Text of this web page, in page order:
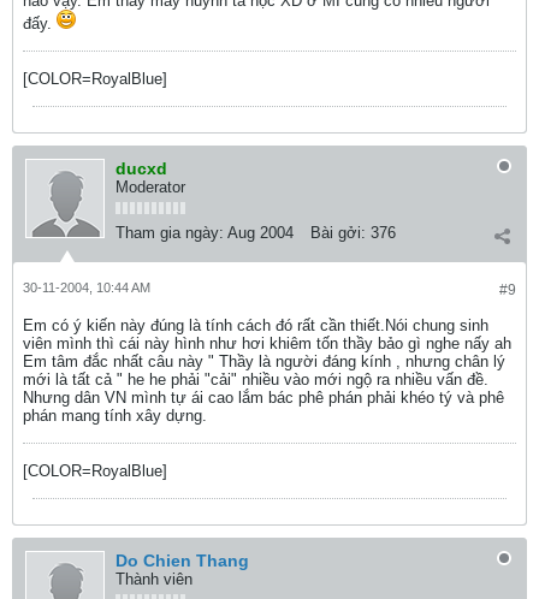
đấy.
[COLOR=RoyalBlue]
ducxd
Moderator
Tham gia ngày: Aug 2004 Bài gởi: 376
#9
30-11-2004, 10:44 AM
Em có ý kiến này đúng là tính cách đó rất cần thiết.Nói chung sinh
viên mình thì cái này hình như hơi khiêm tốn thầy bảo gì nghe nấy ah
Em tâm đắc nhất câu này " Thầy là người đáng kính , nhưng chân lý
mới là tất cả " he he phải "cải" nhiều vào mới ngộ ra nhiều vấn đề.
Nhưng dân VN mình tự ái cao lắm bác phê phán phải khéo tý và phê
phán mang tính xây dựng.
[COLOR=RoyalBlue]
Do Chien Thang
Thành viên